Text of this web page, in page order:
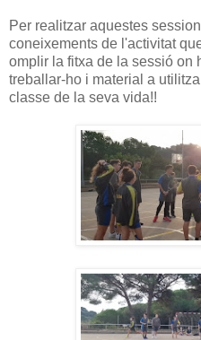
Per realitzar aquestes
coneixements de l'activitat
omplir la fitxa de la sessió on
treballar-ho i material a
classe de la seva vida!!